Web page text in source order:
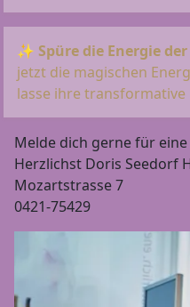
✨ Spüre die Energie
jetzt die magischen
lasse ihre
Melde dich gerne für
Herzlichst Doris Seedorf
Mozartstrasse 7
0421-75429